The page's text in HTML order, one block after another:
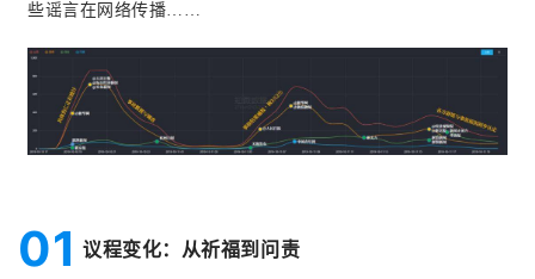
些谣言在网络传播……
01 议程变化：从祈福到问责